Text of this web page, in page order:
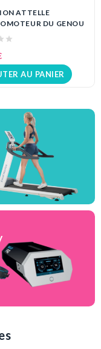
ATTELLE
DU GENOU
AU PANIER